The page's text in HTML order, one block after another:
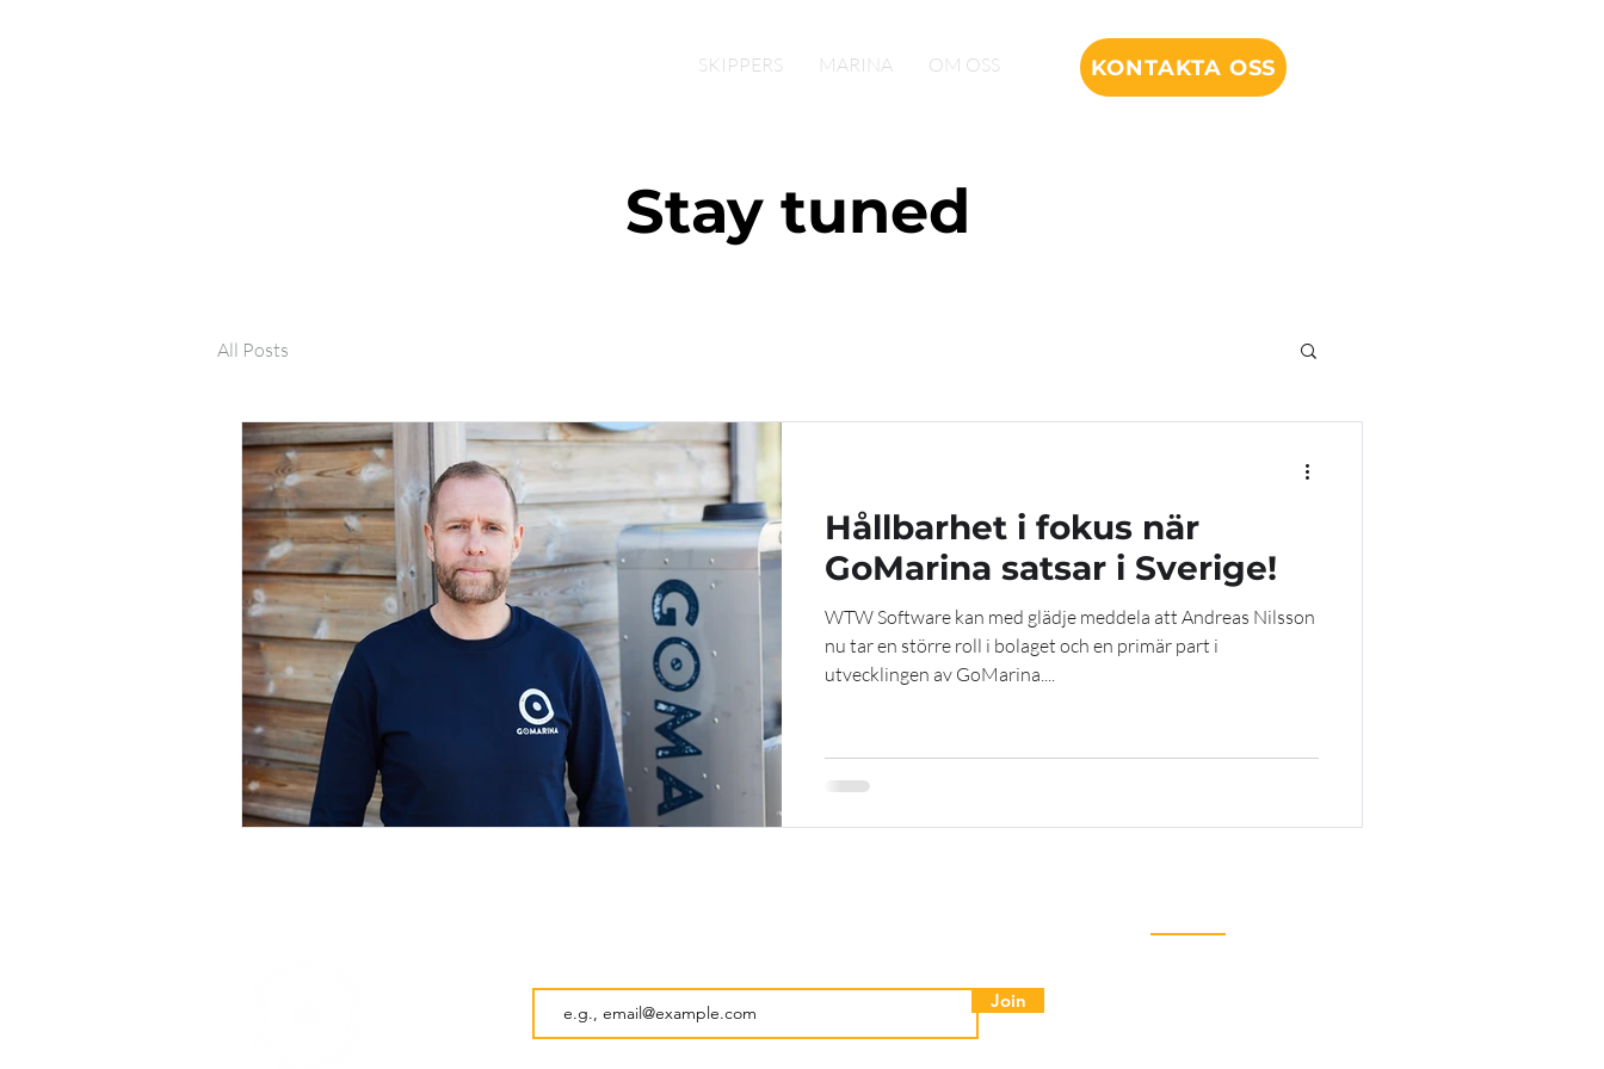
SKIPPERS MARINA OM OSS KONTAKTA OSS
Stay tuned
All Posts
Hållbarhet i fokus när
GoMarina satsar i Sverige!
WTW Software kan med glädje meddela att Andreas Nilsson
nu tar en större roll i bolaget och en primär part i
utvecklingen av GoMarina....
Join